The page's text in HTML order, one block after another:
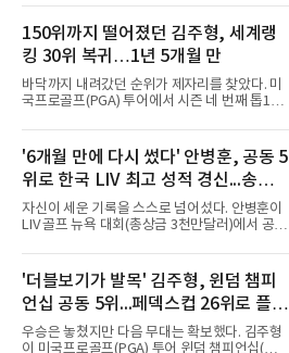
카 WGTOUR’ 6차 메이저대회 결선에서 1라운
드 9언더파, 2라운드 8언더파 최종합계 17언더
파를 기록하며 시즌 세 번째 우승을 따냈다.경기
는 투비전NX플러스 투어 모드에서 하루 동안 2
라운드 36홀 스트로크 플레이로 치러졌다. 코스
는 골프존 코스 난도 별 3개, 그린 난도 별 4개의
롯데스카이힐 부여CC (SKY/HILL)다.총 80명의
드 각축전을 치렀다.이진경은 1라운드 초반 주
춤했지만 후반 홀에서 맹타를 퍼부으며
150위까지 떨어졌던 김주형, 세계랭
킹 30위 복귀…1년 5개월 만
바닥까지 내려갔던 순위가 제자리를 찾았다. 미
국프로골프(PGA) 투어에서 시즌 네 번째 톱10
위에 복귀했다.김주형은 10일(한국시간) 발표된
남자 골프 세계랭킹에서 지난주보다 3계단 오른
30위에 이름을 올렸다. 이날 미국 노스캐롤라이
나주 그린즈버러의 세지필드 컨트리클럽(파70)
에서 끝난 윈덤 챔피언십에서 최종 합계 15언더
파 265타로 공동 5위에 오른 결과다. 지난해 3월
이후 처음으로 30위권에 들었다.반등의 폭이 컸
지 이후 150위까지 떨어진 바 있다. 그러나 6월
US오픈 3위로 부활의 신호
'6개월 만에 다시 썼다' 안병훈, 공동 5
위로 한국 LIV 최고 성적 경신...송영한
도 톱10
자신이 세운 기록을 스스로 넘어섰다. 안병훈이
LIV 골프 뉴욕 대회(총상금 3천만달러)에서 공동
병훈은 10일(한국시간) 미국 뉴저지주 베드민스
터의 트럼프 내셔널 골프 클럽 베드민스터(파
71)에서 열린 최종 4라운드에서 버디 5개와 보
기 3개를 묶어 2언더파 69타를 쳤다. 최종 합계
7언더파 277타로 5위, 우승자 호아킨 니만(칠레
·16언더파 268타)과는 9타 차였다.기록의 의미
'더블보기가 발목' 김주형, 윈덤 챔피
언십 공동 5위...페덱스컵 26위로 플레
이오프행
우승은 놓쳤지만 다음 무대는 확보했다. 김주형
이 미국프로골프(PGA) 투어 윈덤 챔피언십(총